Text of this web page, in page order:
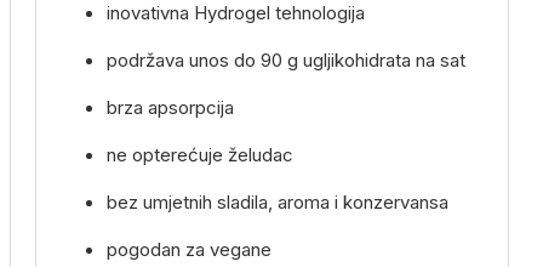
inovativna Hydrogel tehnologija
podržava unos do 90 g ugljikohidrata na sat
brza apsorpcija
ne opterećuje želudac
bez umjetnih sladila, aroma i konzervansa
pogodan za vegane